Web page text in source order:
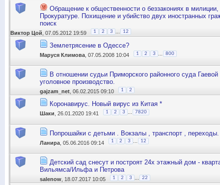
Обращение к общественности о беззакониях в
Прокуратуре. Похищение и убийство двух иностранных
поиск
Виктор Цой , 07.05.2012 19:59 1 2 3 12
Землетрясение в Одессе?
Маруся Климова , 07.05.2008 10:04 1 2 3 800
В отношении судьи Приморского районного суда
уголовное производство.
gajzam_net , 06.02.2015 09:10 1 2
Коронавирус. Новый вирус из Китая *
Шаки , 26.01.2020 19:41 1 2 3 7820
Попрошайки с детьми . Вокзалы , транспорт , переходы.
Ланира , 05.06.2016 09:14 1 2 3 12
Детский сад снесут и построят 24х этажный дом -
Вильямса/Ильфа и Петрова
salenow , 18.07.2017 10:05 1 2 3 22